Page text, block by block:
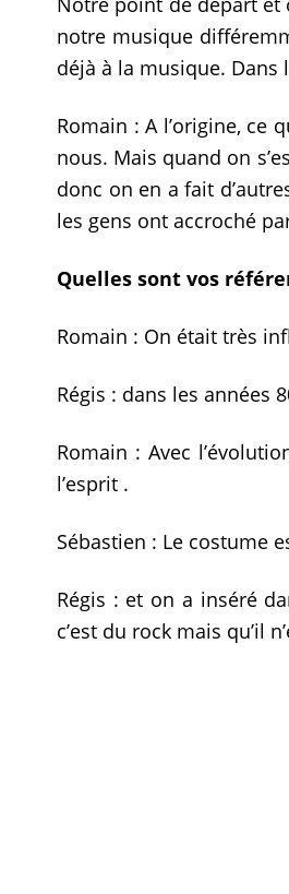
notre musique
déjà à la musique. Dans
Romain : A l’origine, ce
nous. Mais quand on
donc on en a fait
les gens ont accroché
Quelles sont vos
Romain : On était très
Régis : dans les années
Romain : Avec
l’esprit .
Sébastien : Le costume
Régis : et on a inséré
c’est du rock mais qu’il